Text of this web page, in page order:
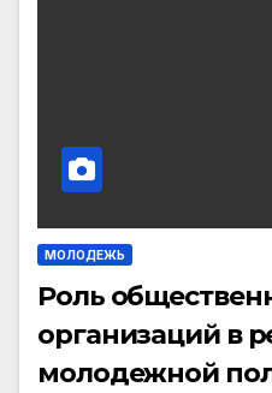
МОЛОДЕЖЬ
Роль
организаций в
молодежной